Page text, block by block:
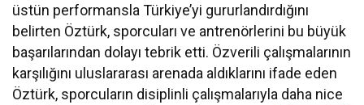
üstün performansla Türkiye’yi gururlandırdığını
belirten Öztürk, sporcuları ve antrenörlerini bu büyük
başarılarından dolayı tebrik etti. Özverili çalışmalarının
karşılığını uluslararası arenada aldıklarını ifade eden
Öztürk, sporcuların disiplinli çalışmalarıyla daha nice